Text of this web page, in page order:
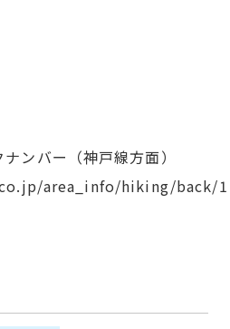
ンバー（神戸線方面）
area_info/hiking/back/1